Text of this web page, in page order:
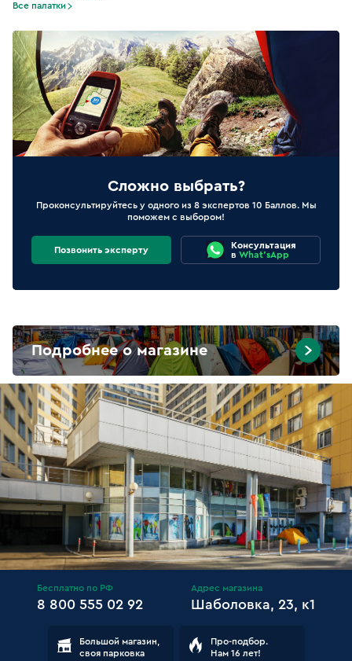
Все палатки
Сложно выбрать?
Проконсультируйтесь у одного из 8 экспертов 10 Баллов. Мы
поможем с выбором!
Позвонить эксперту
Консультация
в What'sApp
Подробнее о магазине
Бесплатно по РФ
8 800 555 02 92
Адрес магазина
Шаболовка, 23, к1
Большой магазин,
своя парковка
Про-подбор.
Нам 16 лет!